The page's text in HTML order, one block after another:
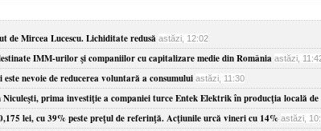
de Mircea Lucescu. Lichiditate redusă astăzi, 12:02
IMM-urilor şi companiilor cu capitalizare medie din România astăzi,
nevoie de reducerea voluntară a consumului astăzi, 11:30
prima investiţie a companiei turce Entek Elektrik în producţia locală
lei, cu 39% peste preţul de referinţă. Acţiunile urcă vineri cu 14% astăzi,